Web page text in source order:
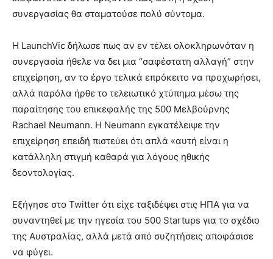
συνεργασίας θα σταματούσε πολύ σύντομα.
Η LaunchVic δήλωσε πως αν εν τέλει ολοκληρωνόταν η
συνεργασία ήθελε να δει μια “σαφέστατη αλλαγή” στην
επιχείρηση, αν το έργο τελικά επρόκειτο να προχωρήσει,
αλλά παρόλα ήρθε το τελειωτικό χτύπημα μέσω της
παραίτησης του επικεφαλής της 500 Μελβούρνης
Rachael Neumann. Η Neumann εγκατέλειψε την
επιχείρηση επειδή πιστεύει ότι απλά «αυτή είναι η
κατάλληλη στιγμή καθαρά για λόγους ηθικής
δεοντολογίας.
Εξήγησε στο Twitter ότι είχε ταξιδέψει στις ΗΠΑ για να
συναντηθεί με την ηγεσία του 500 Startups για το σχέδιο
της Αυστραλίας, αλλά μετά από συζητήσεις αποφάσισε
να φύγει.